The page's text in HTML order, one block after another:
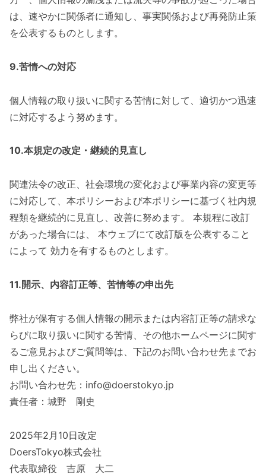
は、速やかに関係者に通知し、事実関係および再発防止策
を公表するものとします。
9.苦情への対応
個人情報の取り扱いに関する苦情に対して、適切かつ迅速
に対応するよう努めます。
10.本規定の改定・継続的見直し
関連法令の改正、社会環境の変化および事業内容の変更等
に対応して、本ポリシーおよび本ポリシーに基づく社内規
程類を継続的に見直し、改善に努めます。 本規程に改訂
があった場合には、 本ウェブにて改訂版を公表すること
によって 効力を有するものとします。
11.開示、内容訂正等、苦情等の申出先
弊社が保有する個人情報の開示または内容訂正等の請求な
らびに取り扱いに関する苦情、その他ホームページに関す
るご意見およびご質問等は、下記のお問い合わせ先までお
申し出ください。
お問い合わせ先：info@doerstokyo.jp
責任者：城野 剛史
2025年2月10日改定
DoersTokyo株式会社
代表取締役 吉原 大二